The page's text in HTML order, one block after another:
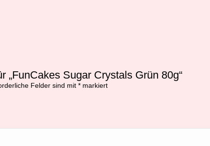
„FunCakes Sugar Crystals Grün 80g“
Felder sind mit * markiert